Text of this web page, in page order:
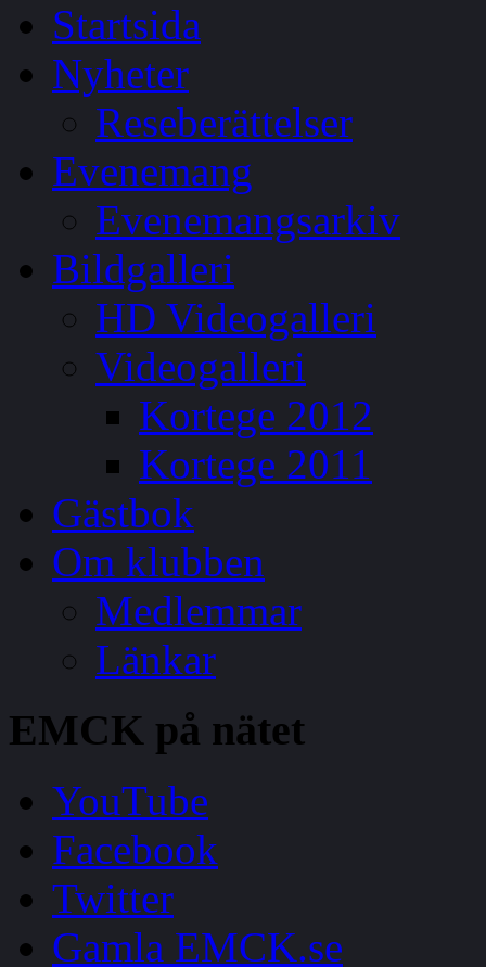
Startsida
Nyheter
Reseberättelser
Evenemang
Evenemangsarkiv
Bildgalleri
HD Videogalleri
Videogalleri
Kortege 2012
Kortege 2011
Gästbok
Om klubben
Medlemmar
Länkar
EMCK på nätet
YouTube
Facebook
Twitter
Gamla EMCK.se